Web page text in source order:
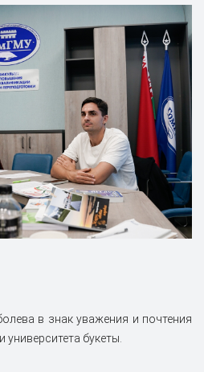
в знак уважения и почтения
букеты.